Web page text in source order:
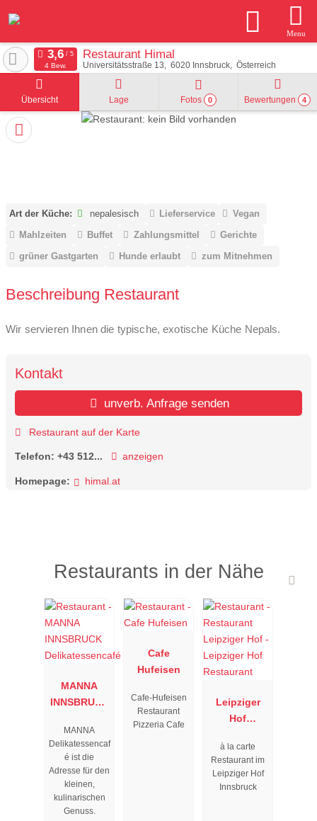
Menu
Restaurant Himal
Universitätsstraße 13 6020 Innsbruck Österreich
4 Bew.
Übersicht Lage Fotos 0 Bewertungen 4
Art der Küche: nepalesisch Lieferservice
Vegan
Mahlzeiten
Buffet Zahlungsmittel
Gerichte
grüner Gastgarten
Hunde erlaubt zum Mitnehmen
Beschreibung Restaurant
Wir servieren Ihnen die typische, exotische Küche Nepals.
Kontakt
unverb. Anfrage senden
Restaurant auf der Karte
Telefon: +43 512... anzeigen
Homepage: himal.at
Restaurants in der Nähe
MANNA
INNSBRUCK
café
MANNA
Delikatessencaf
é ist die
Adresse für den
kleinen,
kulinarischen
Genuss.
Cafe
Hufeisen
Cafe-Hufeisen
Restaurant
Pizzeria Cafe
Leipziger
Hof
à la carte
Restaurant im
Leipziger Hof
Innsbruck